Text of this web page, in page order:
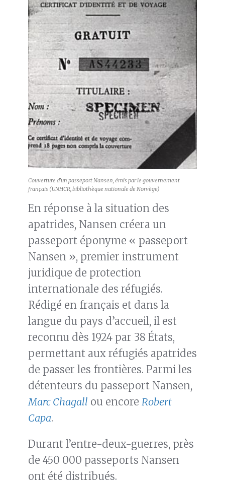
Couverture d’un passeport Nansen, émis par le gouvernement
français (UNHCR, bibliothèque nationale de Norvège)
En réponse à la situation des
apatrides, Nansen créera un
passeport éponyme « passeport
Nansen », premier instrument
juridique de protection
internationale des réfugiés.
Rédigé en français et dans la
langue du pays d’accueil, il est
reconnu dès 1924 par 38 États,
permettant aux réfugiés apatrides
de passer les frontières. Parmi les
détenteurs du passeport Nansen,
Marc Chagall ou encore Robert
Capa.
Durant l’entre-deux-guerres, près
de 450 000 passeports Nansen
ont été distribués.